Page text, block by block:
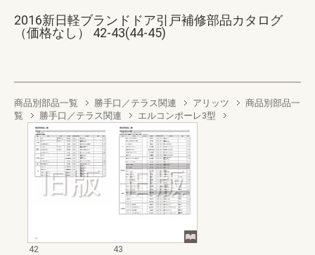
2016新日軽ブランドドア引戸補修部品カタログ
（価格なし） 42-43(44-45)
商品別部品一覧 勝手口／テラス関連 アリッツ
商品別部品一
覧
勝手口／テラス関連 エルコンポーレ3型
42
43